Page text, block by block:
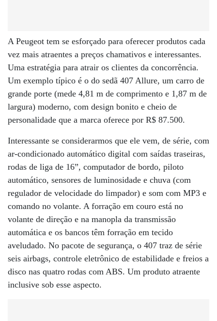
A Peugeot tem se esforçado para oferecer produtos cada
vez mais atraentes a preços chamativos e interessantes.
Uma estratégia para atrair os clientes da concorrência.
Um exemplo típico é o do sedã 407 Allure, um carro de
grande porte (mede 4,81 m de comprimento e 1,87 m de
largura) moderno, com design bonito e cheio de
personalidade que a marca oferece por R$ 87.500.
Interessante se considerarmos que ele vem, de série, com
ar-condicionado automático digital com saídas traseiras,
rodas de liga de 16”, computador de bordo, piloto
automático, sensores de luminosidade e chuva (com
regulador de velocidade do limpador) e som com MP3 e
comando no volante. A forração em couro está no
volante de direção e na manopla da transmissão
automática e os bancos têm forração em tecido
aveludado. No pacote de segurança, o 407 traz de série
seis airbags, controle eletrônico de estabilidade e freios a
disco nas quatro rodas com ABS. Um produto atraente
inclusive sob esse aspecto.